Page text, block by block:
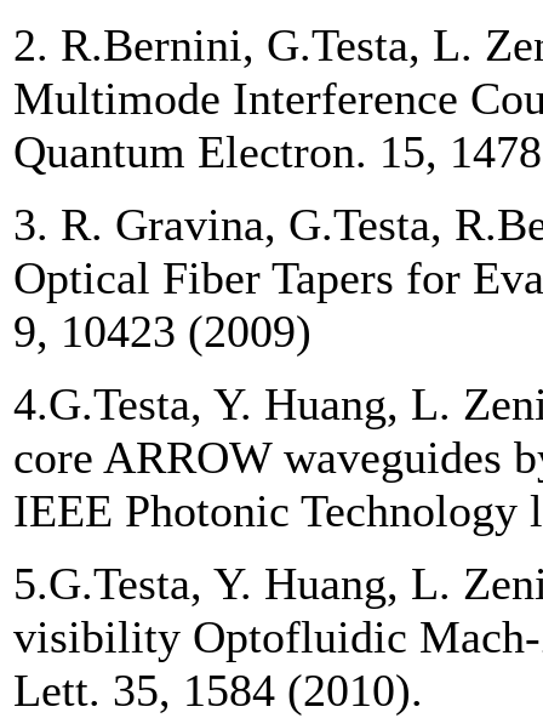
2. R.Bernini, G.Testa, L.
Multimode Interference
Quantum Electron. 15,
3. R. Gravina, G.Testa,
Optical Fiber Tapers for
9, 10423 (2009)
4.G.Testa, Y. Huang, L.
core ARROW waveguides
IEEE Photonic
5.G.Testa, Y. Huang, L.
visibility Optofluidic Mach-
Lett. 35, 1584 (2010).